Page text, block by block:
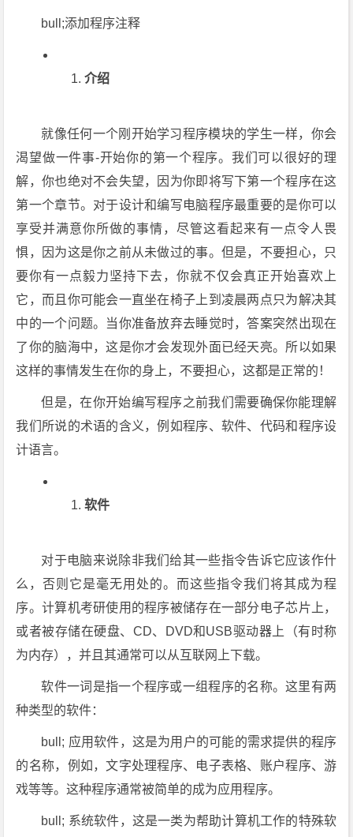
bull;添加程序注释
介绍
就像任何一个刚开始学习程序模块的学生一样，你会
渴望做一件事-开始你的第一个程序。我们可以很好的理
解，你也绝对不会失望，因为你即将写下第一个程序在这
第一个章节。对于设计和编写电脑程序最重要的是你可以
享受并满意你所做的事情，尽管这看起来有一点令人畏
惧，因为这是你之前从未做过的事。但是，不要担心，只
要你有一点毅力坚持下去，你就不仅会真正开始喜欢上
它，而且你可能会一直坐在椅子上到凌晨两点只为解决其
中的一个问题。当你准备放弃去睡觉时，答案突然出现在
了你的脑海中，这是你才会发现外面已经天亮。所以如果
这样的事情发生在你的身上，不要担心，这都是正常的！
但是，在你开始编写程序之前我们需要确保你能理解
我们所说的术语的含义，例如程序、软件、代码和程序设
计语言。
软件
对于电脑来说除非我们给其一些指令告诉它应该作什
么，否则它是毫无用处的。而这些指令我们将其成为程
序。计算机考研使用的程序被储存在一部分电子芯片上，
或者被存储在硬盘、CD、DVD和USB驱动器上（有时称
为内存），并且其通常可以从互联网上下载。
软件一词是指一个程序或一组程序的名称。这里有两
种类型的软件：
bull; 应用软件，这是为用户的可能的需求提供的程序
的名称，例如，文字处理程序、电子表格、账户程序、游
戏等等。这种程序通常被简单的成为应用程序。
bull; 系统软件，这是一类为帮助计算机工作的特殊软